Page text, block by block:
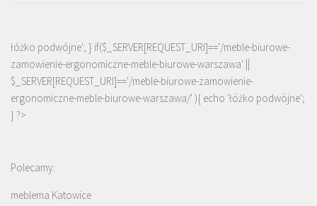
łóżko podwójne'; } if($_SERVER[REQUEST_URI]=='/meble-biurowe-
zamowienie-ergonomiczne-meble-biurowe-warszawa' ||
$_SERVER[REQUEST_URI]=='/meble-biurowe-zamowienie-
ergonomiczne-meble-biurowe-warszawa/' ){ echo 'łóżko podwójne';
} ?>
Polecamy:
meblema Katowice